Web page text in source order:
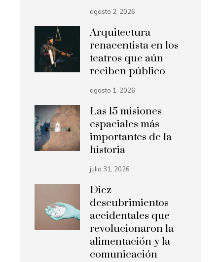
agosto 2, 2026
Arquitectura
renacentista en los
teatros que aún
reciben público
agosto 1, 2026
Las 15 misiones
espaciales más
importantes de la
historia
julio 31, 2026
Diez
descubrimientos
accidentales que
revolucionaron la
alimentación y la
comunicación